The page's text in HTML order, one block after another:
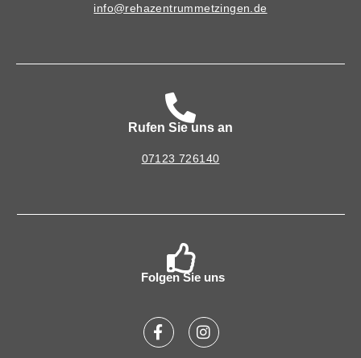
info@rehazentrummetzingen.de
Rufen Sie uns an
07123 726140
Folgen Sie uns